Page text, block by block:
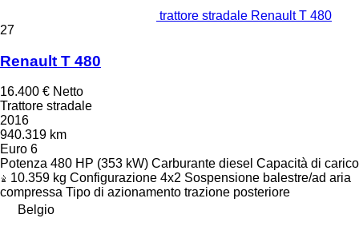
trattore stradale Renault T 480
27
Renault T 480
16.400 € Netto
Trattore stradale
2016
940.319 km
Euro 6
Potenza 480 HP (353 kW) Carburante diesel Capacità di carico
10.359 kg Configurazione 4x2 Sospensione balestre/ad aria
compressa Tipo di azionamento trazione posteriore
Belgio